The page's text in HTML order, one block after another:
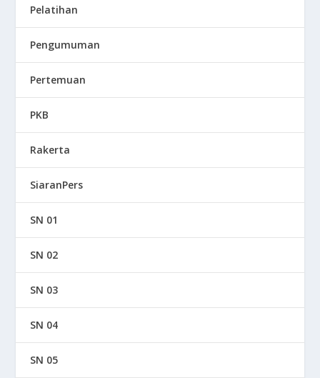
Pelatihan
Pengumuman
Pertemuan
PKB
Rakerta
SiaranPers
SN 01
SN 02
SN 03
SN 04
SN 05